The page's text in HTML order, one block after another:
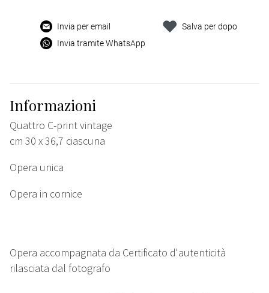
Invia per email
Invia tramite WhatsApp
Salva per dopo
Informazioni
Quattro C-print vintage
cm 30 x 36,7 ciascuna
Opera unica
Opera in cornice
Opera accompagnata da Certificato d'autenticità
rilasciata dal fotografo